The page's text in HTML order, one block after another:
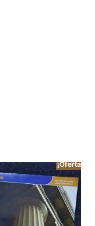
¡Oferta!